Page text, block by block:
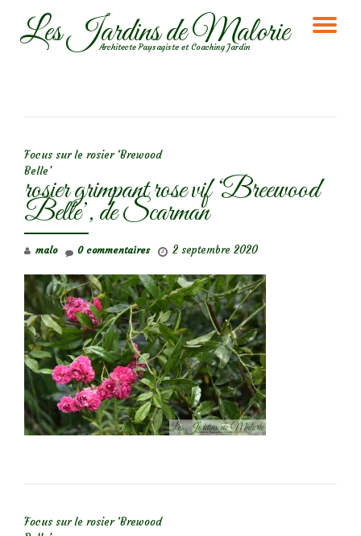
AllerLes Jardins de Malorie
Architecte Paysagiste et Coaching Jardin
Focus sur le rosier ‘Brewood
Belle’
rosier grimpant rose vif ‘Breewood
Belle’, de Scarman
malo 2 septembre 2020
0 commentaires
Focus sur le rosier ‘Brewood